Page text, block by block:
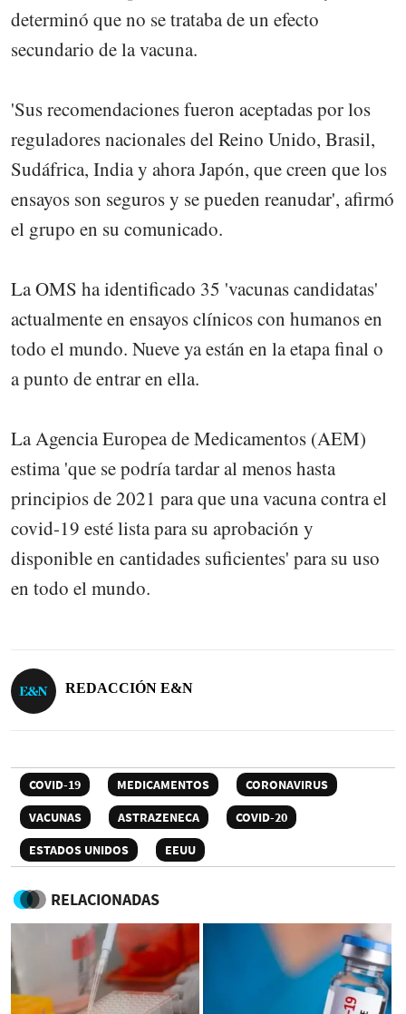
determinó que no se trataba de un efecto
secundario de la vacuna.
'Sus recomendaciones fueron aceptadas por los
reguladores nacionales del Reino Unido, Brasil,
Sudáfrica, India y ahora Japón, que creen que los
ensayos son seguros y se pueden reanudar', afirmó
el grupo en su comunicado.
La OMS ha identificado 35 'vacunas candidatas'
actualmente en ensayos clínicos con humanos en
todo el mundo. Nueve ya están en la etapa final o
a punto de entrar en ella.
La Agencia Europea de Medicamentos (AEM)
estima 'que se podría tardar al menos hasta
principios de 2021 para que una vacuna contra el
covid-19 esté lista para su aprobación y
disponible en cantidades suficientes' para su uso
en todo el mundo.
REDACCIÓN E&N
COVID-19 MEDICAMENTOS
CORONAVIRUS
VACUNAS
ASTRAZENECA
COVID-20
ESTADOS UNIDOS
EEUU
RELACIONADAS